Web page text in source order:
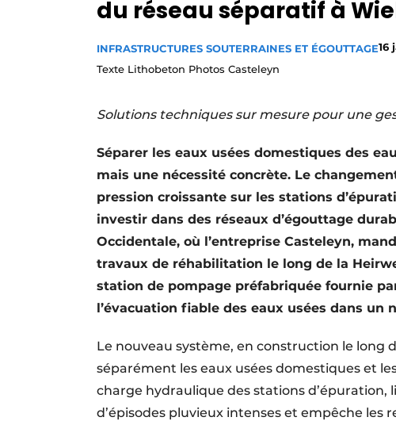
Termes et conditions
Video’s
du réseau séparatif à
INFRASTRUCTURES SOUTERRAINES ET ÉGOUTTAGE16
Texte Lithobeton Photos Casteleyn
Solutions techniques sur mesure pour une
Séparer les eaux usées domestiques des
mais une nécessité concrète. Le
pression croissante sur les stations
investir dans des réseaux d’égouttage
Occidentale, où l’entreprise Casteleyn,
travaux de réhabilitation le long de la
station de pompage préfabriquée fournie
l’évacuation fiable des eaux usées dans un
Le nouveau système, en construction le long
séparément les eaux usées domestiques et
charge hydraulique des stations
d’épisodes pluvieux intenses et empêche les